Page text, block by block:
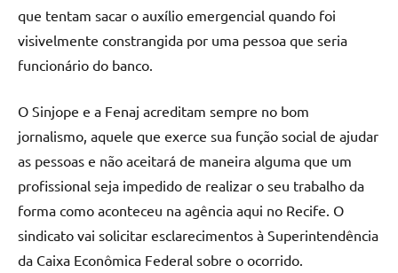
que tentam sacar o auxílio emergencial quando foi
visivelmente constrangida por uma pessoa que seria
funcionário do banco.
O Sinjope e a Fenaj acreditam sempre no bom
jornalismo, aquele que exerce sua função social de ajudar
as pessoas e não aceitará de maneira alguma que um
profissional seja impedido de realizar o seu trabalho da
forma como aconteceu na agência aqui no Recife. O
sindicato vai solicitar esclarecimentos à Superintendência
da Caixa Econômica Federal sobre o ocorrido.